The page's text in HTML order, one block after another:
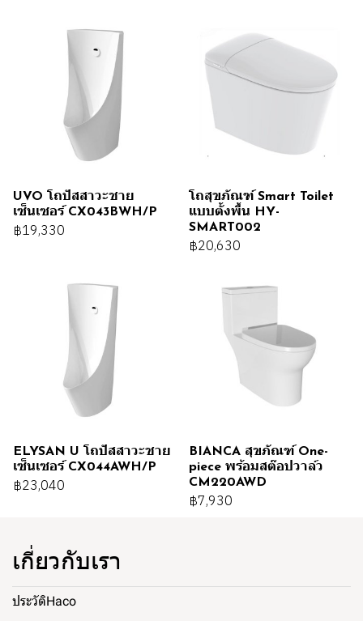
UVO โถปัสสาวะชาย
เซ็นเซอร์ CX043BWH/P
฿19,330
โถสุขภัณฑ์ Smart Toilet
แบบตั้งพื้น HY-
SMART002
฿20,630
ELYSAN U โถปัสสาวะชาย
เซ็นเซอร์ CX044AWH/P
฿23,040
BIANCA สุขภัณฑ์ One-
piece พร้อมสต๊อปวาล์ว
CM220AWD
฿7,930
เกี่ยวกับเรา
ประวัติHaco